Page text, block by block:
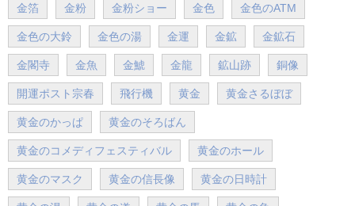
金箔 金粉 金粉ショー 金色 金色のATM
金色の大鈴 金色の湯 金運 金鉱 金鉱石
金閣寺 金魚 金鯱 金龍 鉱山跡 銅像
開運ポスト宗春 飛行機 黄金 黄金さるぼぼ
黄金のかっぱ 黄金のそろばん
黄金のコメディフェスティバル 黄金のホール
黄金のマスク 黄金の信長像 黄金の日時計